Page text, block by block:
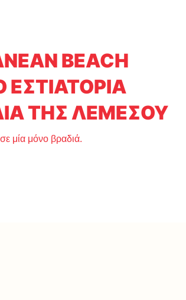
BEACH
ΕΣΤΙΑΤΟΡΙΑ
ΤΗΣ ΛΕΜΕΣΟΥ
μία μόνο βραδιά.